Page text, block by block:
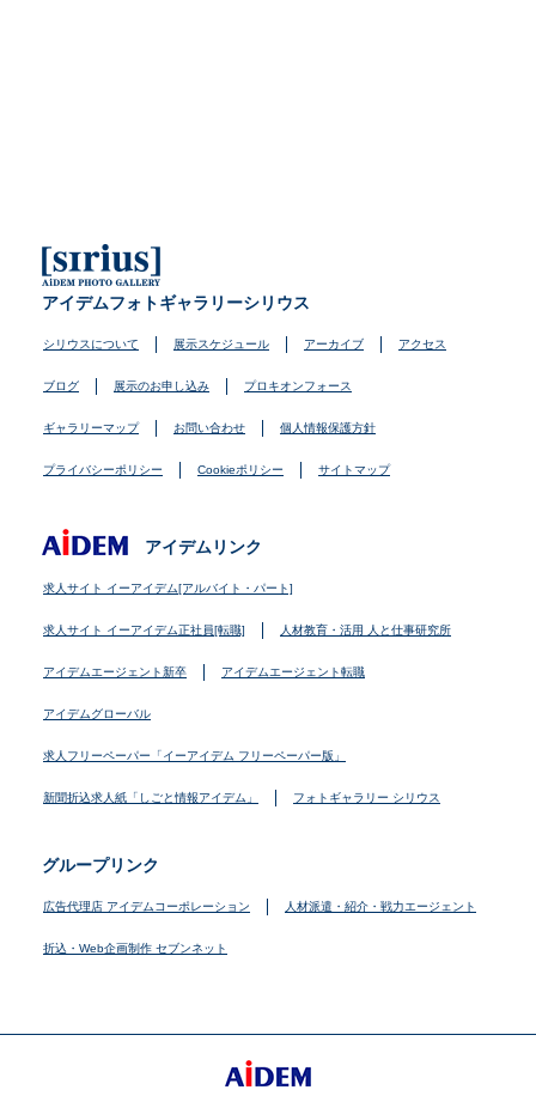
アイデムフォトギャラリーシリウス
シリウスについて 展示スケジュール アーカイブ アクセス
ブログ 展示のお申し込み プロキオンフォース
ギャラリーマップ お問い合わせ 個人情報保護方針
プライバシーポリシー Cookieポリシー サイトマップ
アイデムリンク
求人サイト イーアイデム[アルバイト・パート]
求人サイト イーアイデム正社員[転職] 人材教育・活用 人と仕事研究所
アイデムエージェント新卒 アイデムエージェント転職
アイデムグローバル
求人フリーペーパー「イーアイデム フリーペーパー版」
新聞折込求人紙「しごと情報アイデム」 フォトギャラリー シリウス
グループリンク
広告代理店 アイデムコーポレーション 人材派遣・紹介・戦力エージェント
折込・Web企画制作 セブンネット